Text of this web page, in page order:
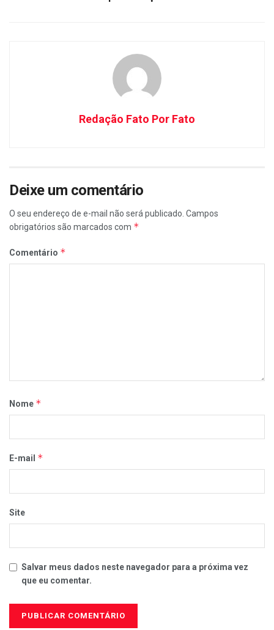
Redação Fato Por Fato
Deixe um comentário
O seu endereço de e-mail não será publicado. Campos
obrigatórios são marcados com *
Comentário *
Nome *
E-mail *
Site
Salvar meus dados neste navegador para a próxima vez
que eu comentar.